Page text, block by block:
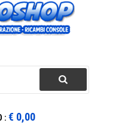
: € 0,00